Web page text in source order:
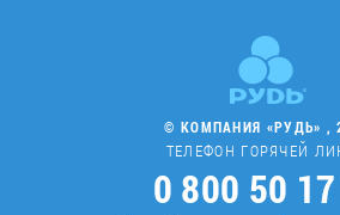
© КОМПАНИЯ «РУДЬ» ,
ТЕЛЕФОН ГОРЯЧЕЙ
0 800 50